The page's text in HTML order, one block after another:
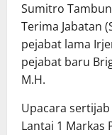
Sumitro
Terima Jabatan
pejabat lama
pejabat baru
M.H.
Upacara
Lantai 1 Markas